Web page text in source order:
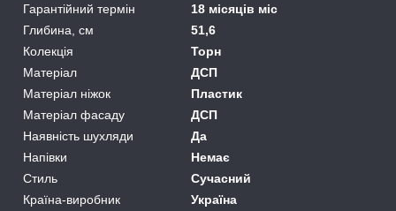
Гарантійний термін
18 місяців міс
Глибина, см
51,6
Колекція
Торн
Матеріал
ДСП
Матеріал ніжок
Пластик
Матеріал фасаду
ДСП
Наявність шухляди
Да
Напівки
Немає
Стиль
Сучасний
Країна-виробник
Україна